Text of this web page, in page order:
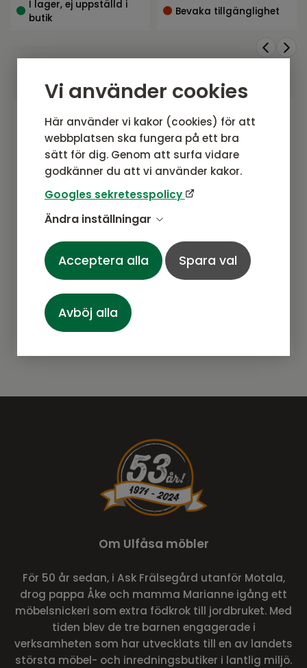
Vi använder cookies
Här använder vi kakor (cookies) för att
webbplatsen ska fungera på ett bra
sätt för dig. Genom att surfa vidare
godkänner du att vi använder kakor.
Googles sekretesspolicy
Ändra inställningar
Acceptera alla Spara val
Avböj alla
I lager, ej uppställd i
butik
Bevaka tillgänglighet
Gå med i vårt nyhetsbrev
Prenumerera gärna på vårt nyhetsbrev.
Här kommer vi dela senaste nytt om
produkter, erbjudanden och annat
Prenumerera
Om Ulfåsa möbler
För 50 år sedan, i Ask Frälsegård utanför Motala,
drog pappa Åke och mamma Marianne igång ett
möbelsnickeri som extra födkrok till jordbruket. Med
tiden blev de tre barnen engagerade i
verksamheten som har utvecklats till en av landets
största möbel- och inredningsbutiker i lantlig miljö.